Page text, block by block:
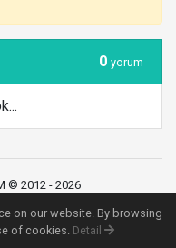
0 yorum
© 2012 - 2026
İletişim
on our website. By browsing
of cookies. Detail